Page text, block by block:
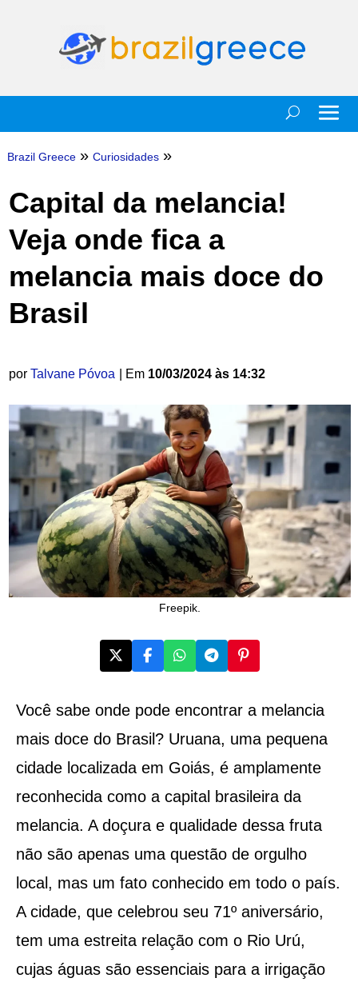
Brazil Greece » Curiosidades »
Capital da melancia!
Veja onde fica a
melancia mais doce do
Brasil
por Talvane Póvoa | Em 10/03/2024 às 14:32
Freepik.
Você sabe onde pode encontrar a melancia
mais doce do Brasil? Uruana, uma pequena
cidade localizada em Goiás, é amplamente
reconhecida como a capital brasileira da
melancia. A doçura e qualidade dessa fruta
não são apenas uma questão de orgulho
local, mas um fato conhecido em todo o país.
A cidade, que celebrou seu 71º aniversário,
tem uma estreita relação com o Rio Urú,
cujas águas são essenciais para a irrigação